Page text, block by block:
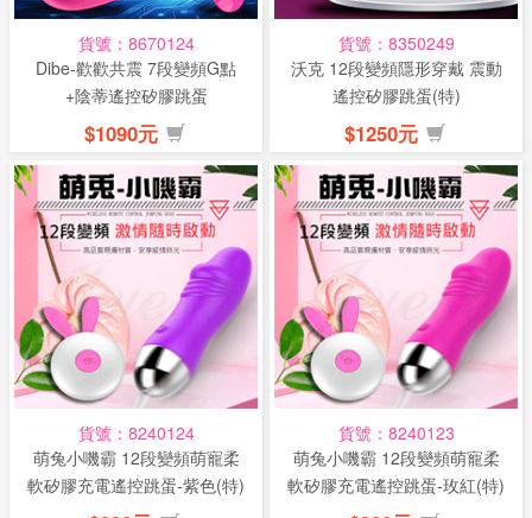
貨號：8670124
Dibe-歡歡共震 7段變頻G點
+陰蒂遙控矽膠跳蛋
$1090元
貨號：8350249
沃克 12段變頻隱形穿戴 震動
遙控矽膠跳蛋(特)
$1250元
貨號：8240124
萌兔小嘰霸 12段變頻萌寵柔
軟矽膠充電遙控跳蛋-紫色(特)
貨號：8240123
萌兔小嘰霸 12段變頻萌寵柔
軟矽膠充電遙控跳蛋-玫紅(特)